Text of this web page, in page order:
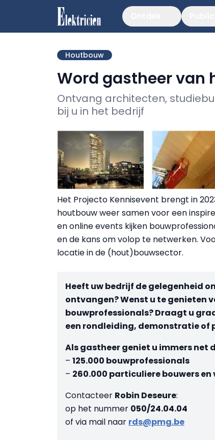
Houtbouw
Word gastheer van
Ontvang architecten,
bij u in het bedrijf
Het Projecto Kennisevent brengt in
houtbouw weer samen voor een
en online events kijken
en de kans om volop te netwerken.
locatie in de (hout)bouwsector.
Heeft uw bedrijf de gelegenheid
ontvangen? Wenst u te genieten
bouwprofessionals? Draagt u
een rondleiding, demonstratie of
Als gastheer geniet u immers net
– 125.000 bouwprofessionals
– 260.000 particuliere bouwers en
Contacteer Robin Deseure:
op het nummer 050/24.04.04
of via mail naar rds@pmg.be